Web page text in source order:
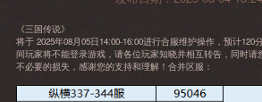
《三国传说》
将于 2025年08月05日14:00-16:00进行合服维护操作，预计
间玩家将不能登录游戏，请各位玩家知晓并相互转告，同时请
不必要的损失，感谢您的支持和理解！合并区服：